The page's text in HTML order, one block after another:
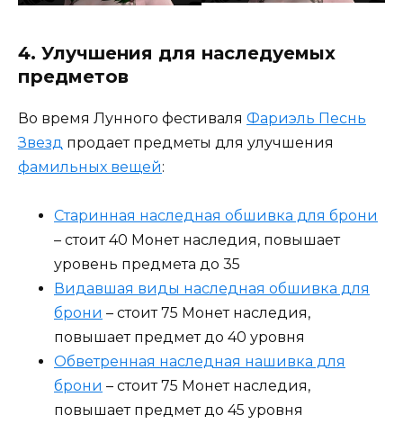
4. Улучшения для наследуемых
предметов
Во время Лунного фестиваля Фариэль Песнь
Звезд продает предметы для улучшения
фамильных вещей:
Старинная наследная обшивка для брони
– стоит 40 Монет наследия, повышает
уровень предмета до 35
Видавшая виды наследная обшивка для
брони – стоит 75 Монет наследия,
повышает предмет до 40 уровня
Обветренная наследная нашивка для
брони – стоит 75 Монет наследия,
повышает предмет до 45 уровня